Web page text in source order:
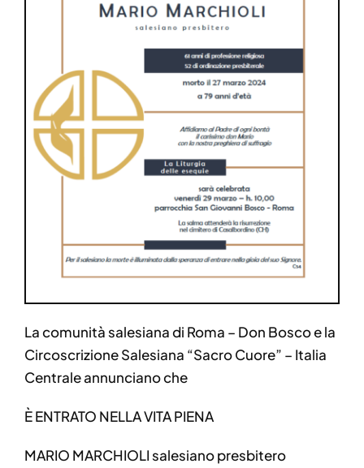
La comunità salesiana di Roma – Don Bosco e la
Circoscrizione Salesiana “Sacro Cuore” – Italia
Centrale annunciano che
È ENTRATO NELLA VITA PIENA
MARIO MARCHIOLI salesiano presbitero